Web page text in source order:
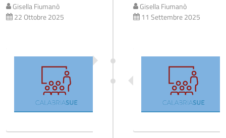
Gisella Fiumanò
22 Ottobre 2025
Gisella Fiumanò
11 Settembre 2025